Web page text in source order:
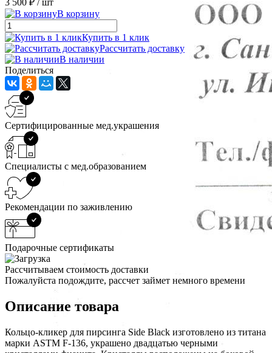
3 500 ₽ / шт
В корзину
Купить в 1 клик
Рассчитать доставку
В наличии
Поделиться
Сертифицированные мед.украшения
Специалисты с мед.образованием
Рекомендации по заживлению
Подарочные сертификаты
Рассчитываем стоимость доставки
Пожалуйста подождите, рассчет займет немного времени
Описание товара
Кольцо-кликер для пирсинга Side Black изготовлено из титана
марки ASTM F-136, украшено двадцатью черными